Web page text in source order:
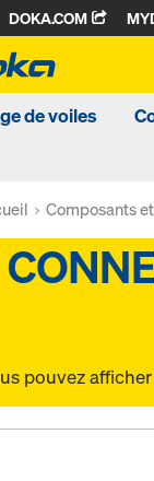
DOKA.COM
de voiles
Composants
pouvez